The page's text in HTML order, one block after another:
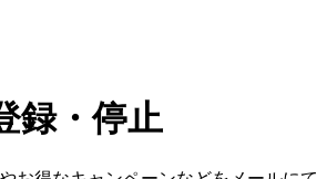
録・停止